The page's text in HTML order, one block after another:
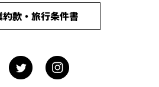
款・旅行条件書